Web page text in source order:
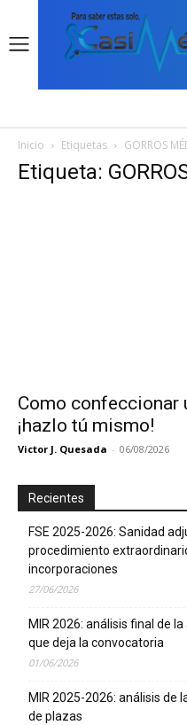
Inicio Etiquetas GORROS
Etiqueta:
Como confeccionar
¡hazlo tú mismo!
Victor J. Quesada - 06/08/2026
Recientes
FSE 2025-2026: Sanidad
procedimiento
incorporaciones
27/06/2026
MIR 2026: análisis final de
que deja la convocatoria
01/06/2026
MIR 2025-2026: análisis de
de plazas